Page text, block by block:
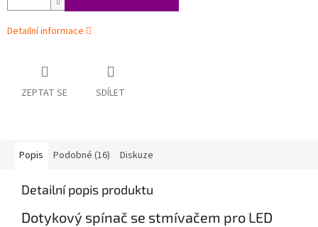
Detailní informace
ZEPTAT SE SDÍLET
Popis Podobné (16) Diskuze
Detailní popis produktu
Dotykový spínač se stmívačem pro LED